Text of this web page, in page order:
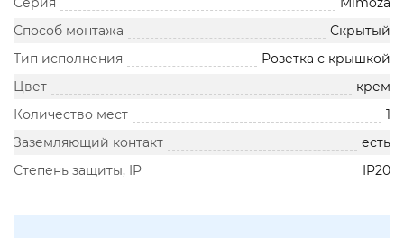
Способ монтажа
Скрытый
Тип исполнения
Розетка с крышкой
Цвет
крем
Количество мест
1
Заземляющий контакт
есть
Степень защиты, IP
IP20